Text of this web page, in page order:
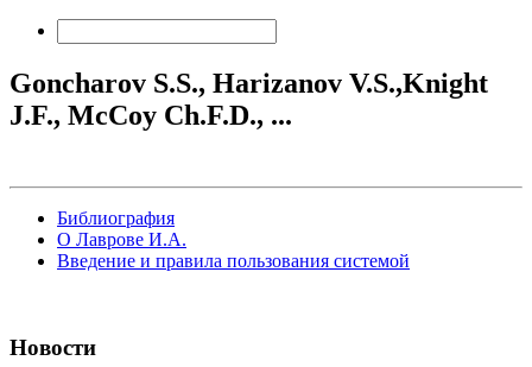
Goncharov S.S., Harizanov V.S.,Knight
J.F., McCoy Ch.F.D., ...
Библиография
О Лаврове И.А.
Введение и правила пользования системой
Новости